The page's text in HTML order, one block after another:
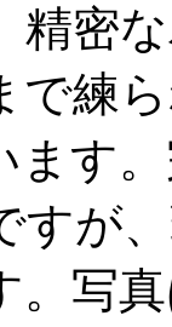
精密
で練
ます
すが
。写